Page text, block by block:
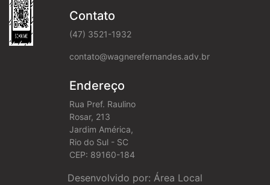
Contato
(47) 3521-1932
contato@wagnerefernandes.adv.br
Endereço
Rua Pref. Raulino
Rosar, 213
Jardim América,
Rio do Sul - SC
CEP: 89160-184
Desenvolvido por: Área Local